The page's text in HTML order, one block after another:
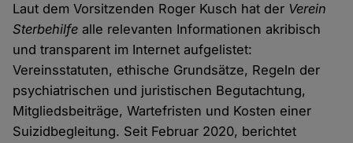
Laut dem Vorsitzenden Roger Kusch hat der Verein
Sterbehilfe alle relevanten Informationen akribisch
und transparent im Internet aufgelistet:
Vereinsstatuten, ethische Grundsätze, Regeln der
psychiatrischen und juristischen Begutachtung,
Mitgliedsbeiträge, Wartefristen und Kosten einer
Suizidbegleitung. Seit Februar 2020, berichtet